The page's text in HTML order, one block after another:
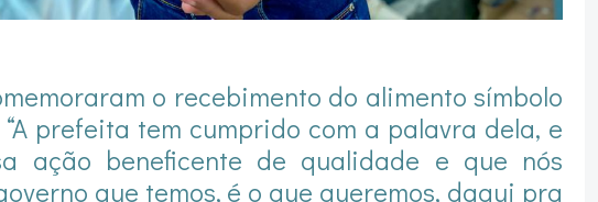
o recebimento do alimento símbolo
prefeita tem cumprido com a palavra dela, e
ação beneficente de qualidade e que nós
que temos, é o que queremos, daqui pra